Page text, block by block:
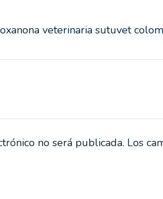
veterinaria sutuvet
no será publicada. Los